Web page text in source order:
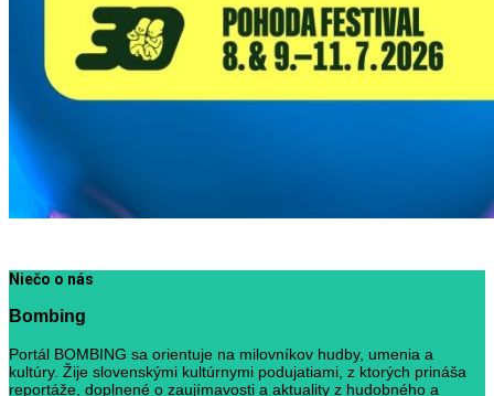
Niečo o nás
Bombing
Portál BOMBING sa orientuje na milovníkov hudby, umenia a
kultúry. Žije slovenskými kultúrnymi podujatiami, z ktorých prináša
reportáže, doplnené o zaujímavosti a aktuality z hudobného a